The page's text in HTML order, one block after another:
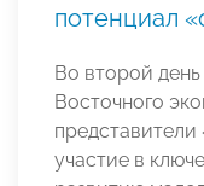
потенциал
Во второй
Восточного
участие в